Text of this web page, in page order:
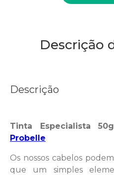
Descrição
Descrição
Tinta Especialista
Probelle
Os nossos cabelos
que um simples